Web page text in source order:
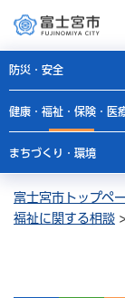
防災・安全
健康・福祉・保険・医
まちづくり・環境
富士宮市トップペ
福祉に関する相談